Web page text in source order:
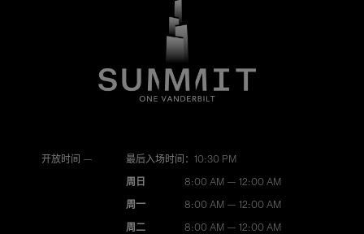
开放时间 — 最后入场时间：10:30 PM
周日 8:00 AM — 12:00 AM
周一 8:00 AM — 12:00 AM
周二 8:00 AM — 12:00 AM